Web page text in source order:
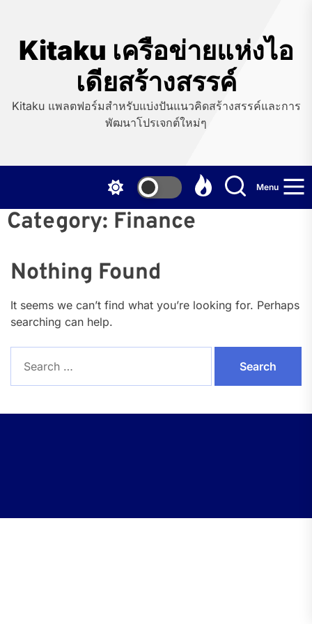
contentKitaku เครือข่ายแห่งไอ
เดียสร้างสรรค์
Kitaku แพลตฟอร์มสำหรับแบ่งปันแนวคิดสร้างสรรค์และการ
พัฒนาโปรเจกต์ใหม่ๆ
Menu
Category: Finance
Nothing Found
It seems we can’t find what you’re looking for. Perhaps
searching can help.
for: